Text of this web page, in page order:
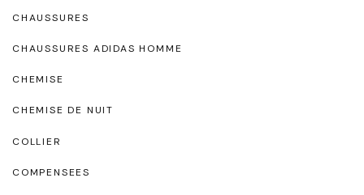
CHAUSSURES
CHAUSSURES ADIDAS HOMME
CHEMISE
CHEMISE DE NUIT
COLLIER
COMPENSEES